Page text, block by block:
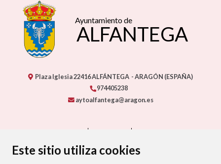
Este sitio utiliza cookies
Ayuntamiento de
ALFANTEGA
Plaza Iglesia22416ALFÁNTEGA - ARAGÓN (ESPAÑA)
974405238
aytoalfantega@aragon.es
PROTECCIÓN DE DATOS
POLÍTICA DE COOKIES